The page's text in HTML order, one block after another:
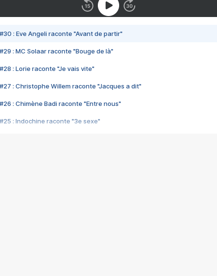
#30 : Eve Angeli raconte "Avant de partir"
#29 : MC Solaar raconte "Bouge de là"
#28 : Lorie raconte "Je vais vite"
#27 : Christophe Willem raconte "Jacques a dit"
#26 : Chimène Badi raconte "Entre nous"
#25 : Indochine raconte "3e sexe"